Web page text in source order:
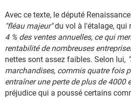
Avec ce texte, le député
"fléau majeur"du vol à l'étalage, qui
4 % des ventes annuelles, ce qui
rentabilité de nombreuses
nettes sont assez faibles. Selon lui,
marchandises, commis quatre fois
entraîner une perte de plus de 4000
préjudice qui a poussé certains